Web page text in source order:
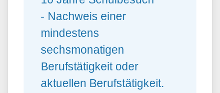
- Nachweis einer
mindestens
sechsmonatigen
Berufstätigkeit oder
aktuellen Berufstätigkeit.